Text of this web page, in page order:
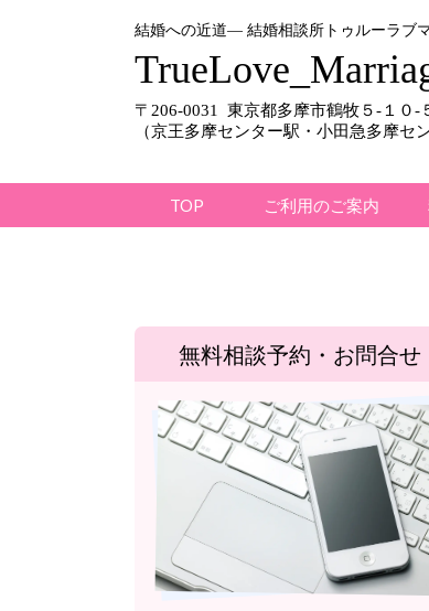
結婚への近道― 結婚相談所トゥルーラブ
〒206-0031 東京都多摩市鶴牧５-１０-
（京王多摩センター駅・小田急多摩セ
TOP ご利用のご案内
無料相談予約・お問合せ